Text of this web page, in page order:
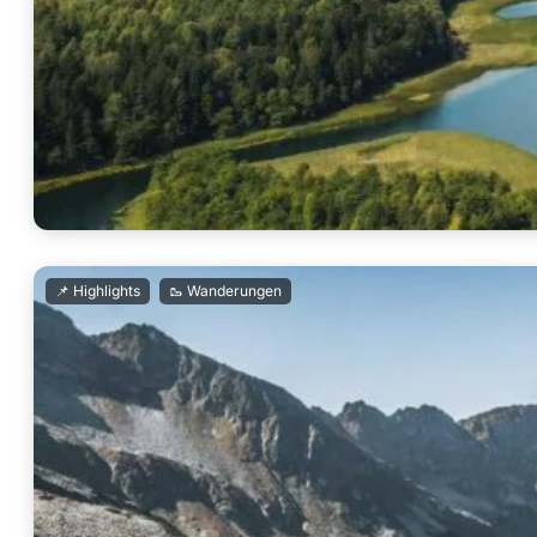
📌 Highlights , 🥾 Wanderungen